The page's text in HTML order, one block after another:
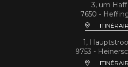
3, um Haff
7650 -
1,
9753 -